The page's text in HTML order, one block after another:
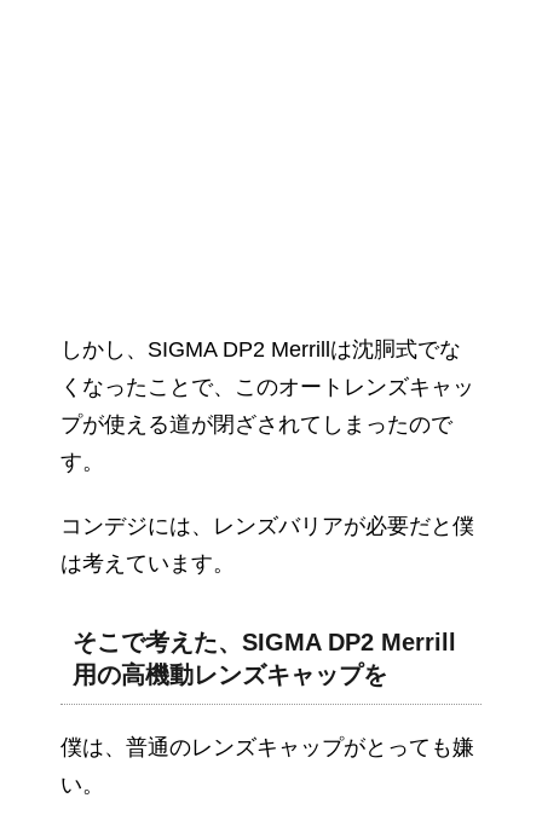
しかし、SIGMA DP2 Merrillは沈胴式でな
くなったことで、このオートレンズキャッ
プが使える道が閉ざされてしまったので
す。
コンデジには、レンズバリアが必要だと僕
は考えています。
そこで考えた、SIGMA DP2 Merrill
用の高機動レンズキャップを
僕は、普通のレンズキャップがとっても嫌
い。